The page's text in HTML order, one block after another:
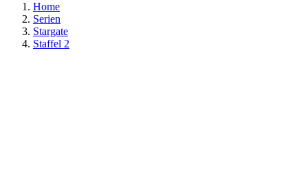
Home
Serien
Stargate
Staffel 2